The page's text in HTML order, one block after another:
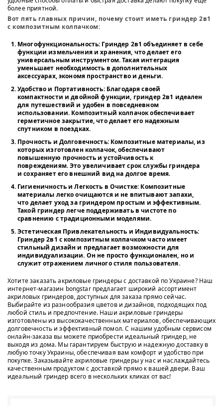
более приятной.
Вот пять главных причин, почему стоит иметь гриндер 2в1
с композитным колпачком:
Многофункциональность: Гриндер 2в1 объединяет в себе
функции измельчения и хранения, что делает его
универсальным инструментом. Такая интеграция
уменьшает необходимость в дополнительных
аксессуарах, экономя пространство и деньги.
Удобство и Портативность: Благодаря своей
компактности и двойной функции, гриндер 2в1 идеален
для путешествий и удобен в повседневном
использовании. Композитный колпачок обеспечивает
герметичное закрытие, что делает его надежным
спутником в поездках.
Прочность и Долговечность: Композитные материалы, из
которых изготовлен колпачок, обеспечивают
повышенную прочность и устойчивость к
повреждениям. Это увеличивает срок службы гриндера
и сохраняет его внешний вид на долгое время.
Гигиеничность и Легкость в Очистке: Композитные
материалы легко очищаются и не впитывают запахи,
что делает уход за гриндером простым и эффективным.
Такой гриндер легче поддерживать в чистоте по
сравнению с традиционными моделями.
Эстетическая Привлекательность и Индивидуальность:
Гриндер 2в1 с композитным колпачком часто имеет
стильный дизайн и предлагает возможности для
индивидуализации. Он не просто функционален, но и
служит отражением личного стиля пользователя.
Хотите заказать акриловые гриндеры с доставкой по Украине? Наш
интернет-магазин bongstar предлагает широкий ассортимент
акриловых гриндеров, доступных для заказа прямо сейчас.
Выбирайте из разнообразия цветов и дизайнов, подходящих под
любой стиль и предпочтение. Наши акриловые гриндеры
изготовлены из высококачественных материалов, обеспечивающих
долговечность и эффективный помол. С нашим удобным сервисом
онлайн-заказа вы можете приобрести идеальный гриндер, не
выходя из дома. Мы гарантируем быструю и надежную доставку в
любую точку Украины, обеспечивая вам комфорт и удобство при
покупке. Заказывайте акриловые гриндеры у нас и наслаждайтесь
качественным продуктом с доставкой прямо к вашей двери. Ваш
идеальный гриндер всего в нескольких кликах от вас!